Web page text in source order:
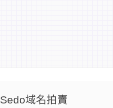
Sedo域名拍賣